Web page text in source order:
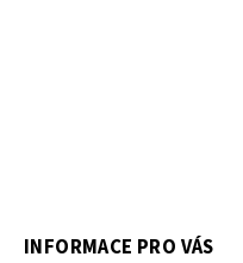
INFORMACE PRO VÁS